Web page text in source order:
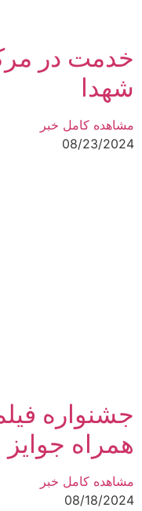
خدمت در
شهدا
مشاهده کامل خبر
08/23/2024
جشنواره
همراه جوایز
مشاهده کامل خبر
08/18/2024